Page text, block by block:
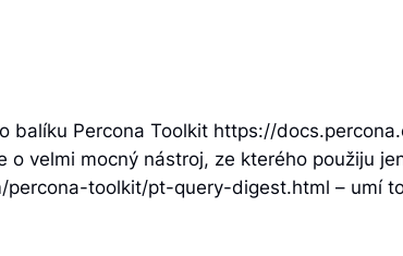
Percona Toolkit https://
velmi mocný nástroj, ze kterého použiju
toolkit/pt-query-digest.html – umí